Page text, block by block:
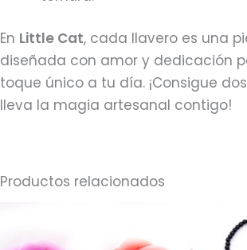
En Little Cat, cada llavero es una
diseñada con amor y dedicación
toque único a tu día. ¡Consigue
lleva la magia artesanal contigo!
Productos relacionados